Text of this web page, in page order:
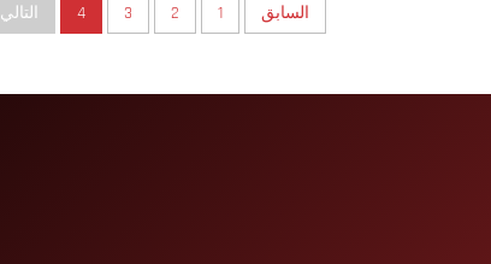
السابق 1
2
3
4 التالي